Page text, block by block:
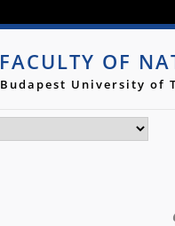
FACULTY OF
Budapest University of